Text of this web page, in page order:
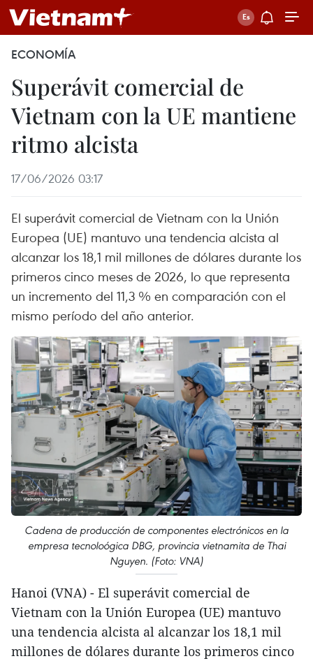
ECONOMÍA
Superávit comercial de
Vietnam con la UE mantiene
ritmo alcista
17/06/2026 03:17
El superávit comercial de Vietnam con la Unión
Europea (UE) mantuvo una tendencia alcista al
alcanzar los 18,1 mil millones de dólares durante los
primeros cinco meses de 2026, lo que representa
un incremento del 11,3 % en comparación con el
mismo período del año anterior.
Cadena de producción de componentes electrónicos en la
empresa tecnoloógica DBG, provincia vietnamita de Thai
Nguyen. (Foto: VNA)
Hanoi (VNA) - El superávit comercial de
Vietnam con la Unión Europea (UE) mantuvo
una tendencia alcista al alcanzar los 18,1 mil
millones de dólares durante los primeros cinco